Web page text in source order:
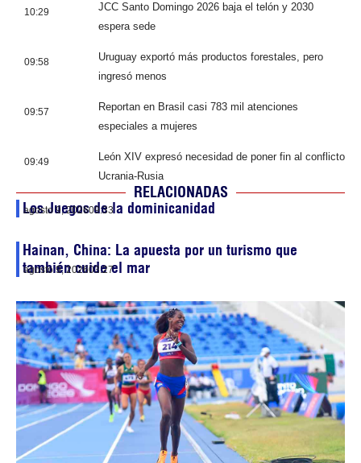
10:29
JCC Santo Domingo 2026 baja el telón y 2030
espera sede
09:58
Uruguay exportó más productos forestales, pero
ingresó menos
09:57
Reportan en Brasil casi 783 mil atenciones
especiales a mujeres
09:49
León XIV expresó necesidad de poner fin al conflicto
Ucrania-Rusia
RELACIONADAS
Los Juegos de la dominicanidad
agosto 9, 202609:33
Hainan, China: La apuesta por un turismo que
también cuide el mar
agosto 9, 202603:27